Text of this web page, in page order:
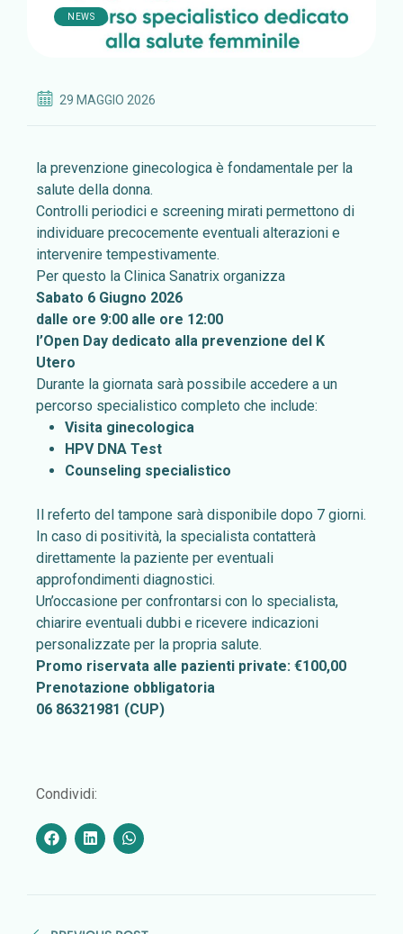
NEWS
29 MAGGIO 2026
la prevenzione ginecologica è fondamentale per la
salute della donna.
Controlli periodici e screening mirati permettono di
individuare precocemente eventuali alterazioni e
intervenire tempestivamente.
Per questo la Clinica Sanatrix organizza
Sabato 6 Giugno 2026
dalle ore 9:00 alle ore 12:00
l’Open Day dedicato alla prevenzione del K
Utero
Durante la giornata sarà possibile accedere a un
percorso specialistico completo che include:
Visita ginecologica
HPV DNA Test
Counseling specialistico
Il referto del tampone sarà disponibile dopo 7 giorni.
In caso di positività, la specialista contatterà
direttamente la paziente per eventuali
approfondimenti diagnostici.
Un’occasione per confrontarsi con lo specialista,
chiarire eventuali dubbi e ricevere indicazioni
personalizzate per la propria salute.
Promo riservata alle pazienti private: €100,00
Prenotazione obbligatoria
06 86321981 (CUP)
Condividi: